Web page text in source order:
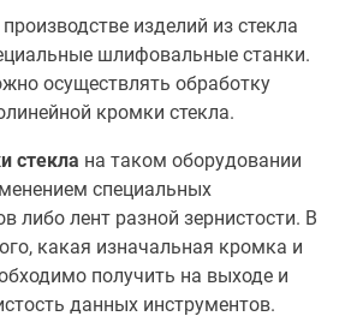
изделий из стекла
шлифовальные станки.
осуществлять обработку
кромки стекла.
стекла на таком оборудовании
специальных
либо лент разной зернистости. В
какая изначальная кромка и
получить на выходе и
данных инструментов.